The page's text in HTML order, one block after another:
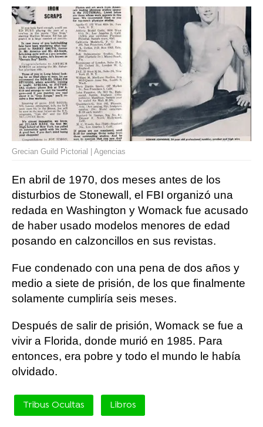
Grecian Guild Pictorial | Agencias
En abril de 1970, dos meses antes de los
disturbios de Stonewall, el FBI organizó una
redada en Washington y Womack fue acusado
de haber usado modelos menores de edad
posando en calzoncillos en sus revistas.
Fue condenado con una pena de dos años y
medio a siete de prisión, de los que finalmente
solamente cumpliría seis meses.
Después de salir de prisión, Womack se fue a
vivir a Florida, donde murió en 1985. Para
entonces, era pobre y todo el mundo le había
olvidado.
Tribus Ocultas Libros